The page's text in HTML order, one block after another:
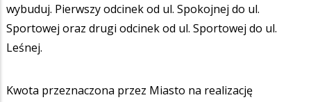
wybuduj. Pierwszy odcinek od ul. Spokojnej do ul.
Sportowej oraz drugi odcinek od ul. Sportowej do ul.
Leśnej.
Kwota przeznaczona przez Miasto na realizację